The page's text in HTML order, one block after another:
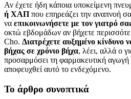
Αν έχετε ήδη κάποια υποκείμενη
ή ΧΑΠ που επηρεάζει την αναπνοή
να επικοινωνήσετε με τον γιατρό
οκτώ εβδομάδων αν βήχετε
Cho. Διατρέχετε αυξημένο κίνδυνο
βήχας σε χρόνιο βήχα, λέει, αλλά ο
προσαρμόσει τη φαρμακευτική
αποφευχθεί αυτό το ενδεχόμενο.
Το άρθρο συνοπτικά